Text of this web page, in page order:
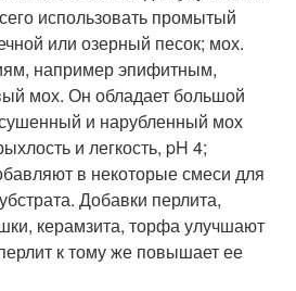
использовать промытый
или озерный песок; мох.
например эпифитным,
мох. Он обладает большой
и нарубленный мох
и легкость, pH 4;
в некоторые смеси для
Добавки перлита,
керамзита, торфа улучшают
к тому же повышает ее